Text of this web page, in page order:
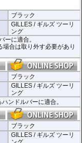
ラインナップ。
品番をご確認いただけま
適合
ルバーに適合
適合
ンポイントアクセントと
ブラック
GILLES / ギルズ ツーリ
ング
ーに適合。
合は取り外す必要があり
ブラック
GILLES / ギルズ ツーリ
ング
ンドルバーに適合。
ブラック
GILLES / ギルズ ツーリ